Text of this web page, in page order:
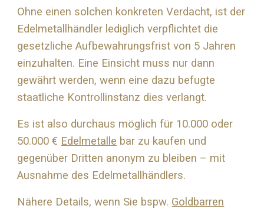
Ohne einen solchen konkreten Verdacht, ist der
Edelmetallhändler lediglich verpflichtet die
gesetzliche Aufbewahrungsfrist von 5 Jahren
einzuhalten. Eine Einsicht muss nur dann
gewährt werden, wenn eine dazu befugte
staatliche Kontrollinstanz dies verlangt.
Es ist also durchaus möglich für 10.000 oder
50.000 € Edelmetalle bar zu kaufen und
gegenüber Dritten anonym zu bleiben – mit
Ausnahme des Edelmetallhändlers.
Nähere Details, wenn Sie bspw. Goldbarren